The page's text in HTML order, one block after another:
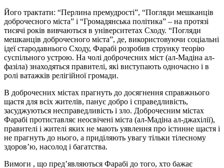
Його трактати: “Перлина премудрості”, “Погляди мешканців
доброчесного міста” і “Громадянська політика” – на протязі
тисячі років вивчаються в університетах Сходу. “Погляди
мешканців доброчесного міста”, де, використовуючи соціальні
ідеї стародавнього Сходу, Фарабі розробив струнку теорію
суспільного устрою. На чолі доброчесних міст (ал-Мадіна ал-
фазіла) знаходяться правителі, які виступають одночасно і в
ролі ватажків релігійної громади.
В доброчесних містах прагнуть до досягнення справжнього
щастя для всіх жителів, панує добро і справедливість,
засуджуються несправедливість і зло. Доброчесним містах
Фарабі протиставляє неосвічені міста (ал-Мадіна ал-джахілії),
правителі і жителі яких не мають уявлення про істинне щастя і
не прагнуть до нього, а приділяють увагу тільки тілесному
здоров’ю, насолод і багатства.
Вимоги , що пред’являються Фарабі до того, хто бажає